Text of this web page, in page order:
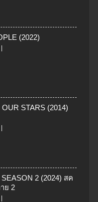
(2022)
|
STARS (2014)
|
2 (2024) สค
ย 2
|